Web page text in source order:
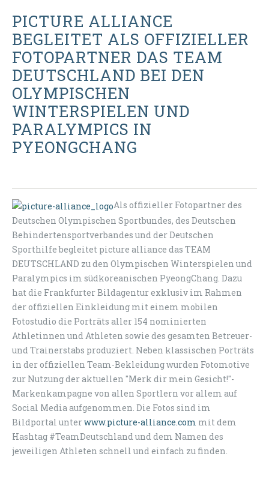
PICTURE ALLIANCE
BEGLEITET ALS OFFIZIELLER
FOTOPARTNER DAS TEAM
DEUTSCHLAND BEI DEN
OLYMPISCHEN
WINTERSPIELEN UND
PARALYMPICS IN
PYEONGCHANG
Als offizieller Fotopartner des
Deutschen Olympischen Sportbundes, des Deutschen
Behindertensportverbandes und der Deutschen
Sporthilfe begleitet picture alliance das TEAM
DEUTSCHLAND zu den Olympischen Winterspielen und
Paralympics im südkoreanischen PyeongChang. Dazu
hat die Frankfurter Bildagentur exklusiv im Rahmen
der offiziellen Einkleidung mit einem mobilen
Fotostudio die Porträts aller 154 nominierten
Athletinnen und Athleten sowie des gesamten Betreuer-
und Trainerstabs produziert. Neben klassischen Porträts
in der offiziellen Team-Bekleidung wurden Fotomotive
zur Nutzung der aktuellen "Merk dir mein Gesicht!"-
Markenkampagne von allen Sportlern vor allem auf
Social Media aufgenommen. Die Fotos sind im
Bildportal unterwww.picture-alliance.com mit dem
Hashtag #TeamDeutschland und dem Namen des
jeweiligen Athleten schnell und einfach zu finden.